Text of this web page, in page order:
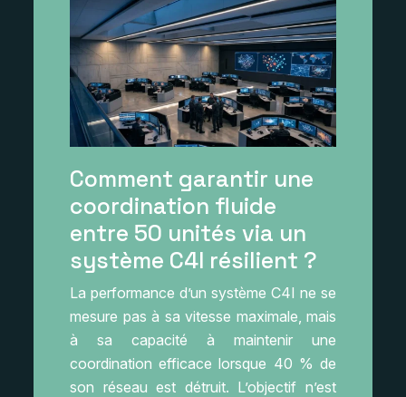
Comment garantir une
coordination fluide
entre 50 unités via un
système C4I résilient ?
La performance d’un système C4I ne se
mesure pas à sa vitesse maximale, mais
à sa capacité à maintenir une
coordination efficace lorsque 40 % de
son réseau est détruit. L’objectif n’est